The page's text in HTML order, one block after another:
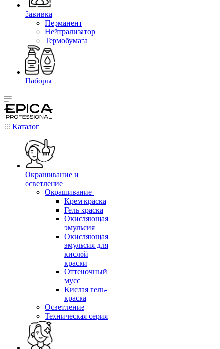
Завивка
Перманент
Нейтрализатор
Термобумага
Наборы
Каталог
Окрашивание и
осветление
Окрашивание
Крем краска
Гель краска
Окисляющая
эмульсия
Окисляющая
эмульсия для
кислой
краски
Оттеночный
мусс
Кислая гель-
краска
Осветление
Техническая серия